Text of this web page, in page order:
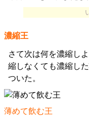
濃縮王
さて次は何を濃縮し
縮しなくても濃縮し
ついた。
薄めて飲む王